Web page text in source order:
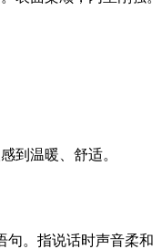
到温暖、舒适。
。指说话时声音柔和